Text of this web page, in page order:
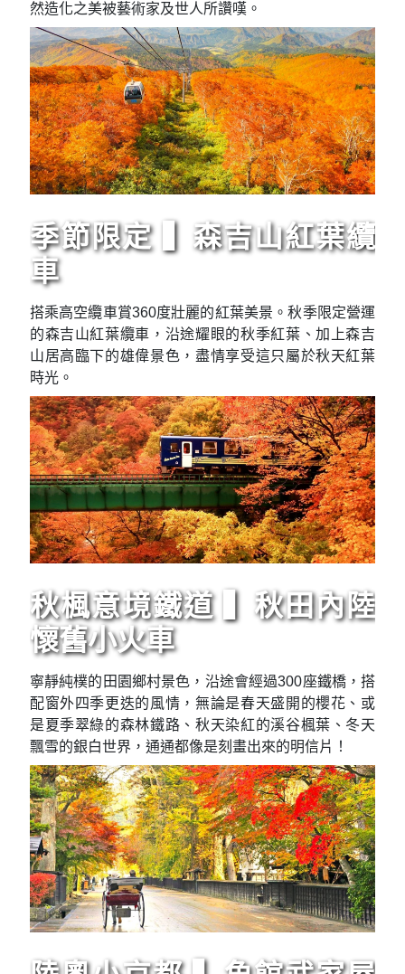
然造化之美被藝術家及世人所讚嘆。
季節限定 ▍森吉山紅葉纜
車
搭乘高空纜車賞360度壯麗的紅葉美景。秋季限定營運
的森吉山紅葉纜車，沿途耀眼的秋季紅葉、加上森吉
山居高臨下的雄偉景色，盡情享受這只屬於秋天紅葉
時光。
秋楓意境鐵道 ▍秋田內陸
懷舊小火車
寧靜純樸的田園鄉村景色，沿途會經過300座鐵橋，搭
配窗外四季更迭的風情，無論是春天盛開的櫻花、或
是夏季翠綠的森林鐵路、秋天染紅的溪谷楓葉、冬天
飄雪的銀白世界，通通都像是刻畫出來的明信片！